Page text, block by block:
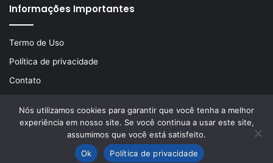
Informações Importantes
Termo de Uso
Política de privacidade
Contato
© Copyright 2026, Todos os direitos reservados | Desenvolvido
porLA Comunicações
Nós utilizamos cookies para garantir que você tenha a melhor
experiência em nosso site. Se você continua a usar este site,
assumimos que você está satisfeito.
Ok
Política de privacidade